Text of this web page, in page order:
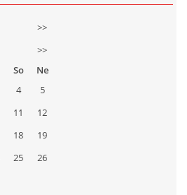
>>
>>
So
Ne
4
5
11
12
18
19
25
26